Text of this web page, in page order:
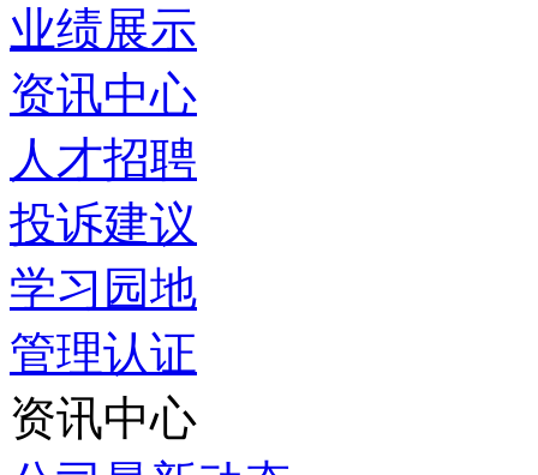
业绩展示
资讯中心
人才招聘
投诉建议
学习园地
管理认证
资讯中心